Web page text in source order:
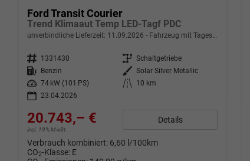
Ford Transit Courier
Trend Klimaaut Temp LED-Tagf PDC
unverbindliche Lieferzeit: 11.09.2026 Fahrzeug mit Tageszulassung
Fahrzeugnr. 1331430 Getriebe Schaltgetriebe
Kraftstoff Benzin Außenfarbe Solar Silver Metallic
Leistung
74 kW (101 PS) Kilometerstand
10 km
23.04.2026
20.743,– €
incl. 19% MwSt.
Details
Verbrauch kombiniert: 6,60 l/100km
CO2-Klasse: E